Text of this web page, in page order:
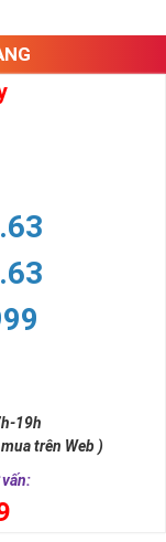
19h
trên Web )